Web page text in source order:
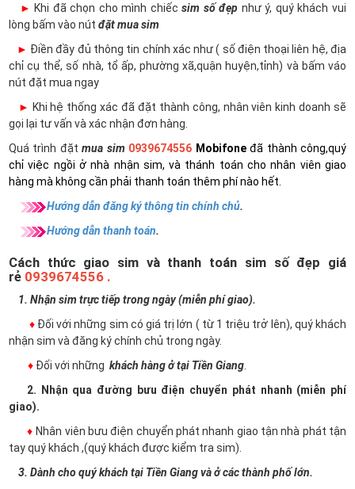
► Khi đã chọn cho mình chiếcsim số đẹp như ý, quý khách vui
lòng bấm vào nút đặt mua sim
► Điền đầy đủ thông tin chính xác như ( số điện thoại liên hệ, địa
chỉ cụ thể, số nhà, tổ ấp, phường xã,quận huyện,tỉnh) và bấm váo
nút đặt mua ngay
► Khi hệ thống xác đã đặt thành công, nhân viên kinh doanh sẽ
gọi lại tư vấn và xác nhận đơn hàng.
Quá trình đặtmua sim 0939674556 Mobifoneđã thành công,quý
chỉ việc ngồi ở nhà nhận sim, và thánh toán cho nhân viên giao
hàng mà không cần phải thanh toán thêm phí nào hết.
Hướng dẫn đăng ký thông tin chính chủ.
Hướng dẫn thanh toán.
Cách thức giao sim và thanh toán sim số đẹp giá
rẻ 0939674556 .
1. Nhận sim trực tiếp trong ngày (miễn phí giao).
♦ Đối với những sim có giá trị lớn ( từ 1 triệu trở lên), quý khách
nhận sim và đăng ký chính chủ trong ngày.
♦ Đối với những khách hàng ở tại Tiền Giang
2. Nhận qua đường bưu điện chuyển phát nhanh (miễn phí
giao).
♦ Nhân viên bưu điện chuyển phát nhanh giao tận nhà phát tận
tay quý khách ,(quý khách được kiểm tra sim).
3. Dành cho quý khách tại Tiền Giang và ở các thành phố lớn.